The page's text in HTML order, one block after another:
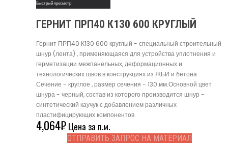
Быстрый просмотр
ГЕРНИТ ПРП40 К130 600 КРУГЛЫЙ
Гернит ПРП40 К130 600 круглый - специальный строительный
шнур (лента) , применяющаяся для устройства уплотнения и
герметизации межпанельных, деформационных и
технологических швов в конструкциях из ЖБИ и бетона.
Сечение - круглое , размер сечения - 130 мм.Основной цвет
шнура - черный, состав из которого производится шнур -
синтетический каучук с добавлением различных
пластифицирующих компонентов.
4,064₽Цена за п.м.
ОТПРАВИТЬ ЗАПРОС НА МАТЕРИАЛ